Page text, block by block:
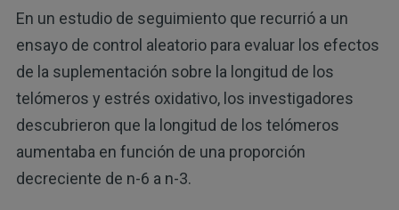
En un estudio de seguimiento que recurrió a un
ensayo de control aleatorio para evaluar los efectos
de la suplementación sobre la longitud de los
telómeros y estrés oxidativo, los investigadores
descubrieron que la longitud de los telómeros
aumentaba en función de una proporción
decreciente de n-6 a n-3.